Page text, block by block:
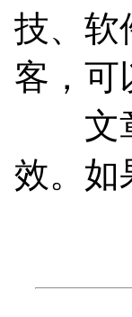
技、软
客，可
文章
效。如